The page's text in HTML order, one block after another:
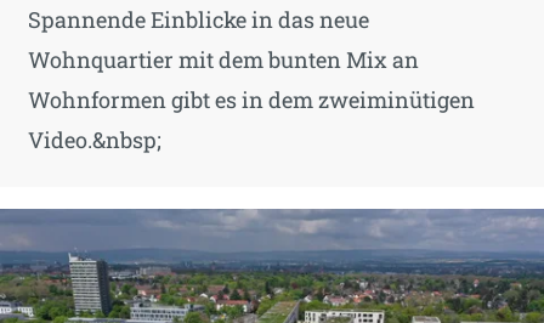
Spannende Einblicke in das neue
Wohnquartier mit dem bunten Mix an
Wohnformen gibt es in dem zweiminütigen
Video.&nbsp;